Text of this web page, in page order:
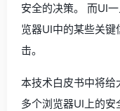
安全的决策。 而UI
览器UI中的某些关
击。
本技术白皮书中将
多个浏览器UI上的安